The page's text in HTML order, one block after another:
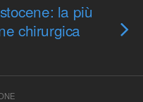
la più
chirurgica